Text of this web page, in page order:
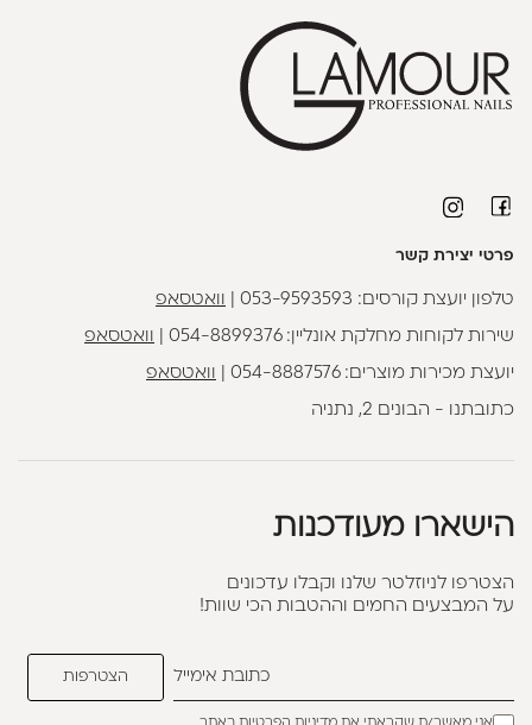
פרטי יצירת קשר
טלפון יועצת קורסים: 053-9593593 וואטסאפ
שירות לקוחות מחלקת אונליין:054-8899376 וואטסאפ
יועצת מכירות מוצרים:054-8887576 וואטסאפ
כתובתנו - הבונים 2, נתניה
הישארו מעודכנות
הצטרפו לניוזלטר שלנו וקבלו עדכונים
על המבצעים החמים וההטבות הכי שוות!